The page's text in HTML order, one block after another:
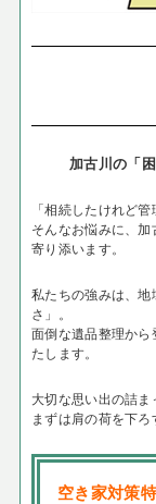
加古川の「
「相続したけれど
そんなお悩みに、
寄り添います。
私たちの強みは、
さ」。
面倒な遺品整理か
たします。
大切な思い出の詰ま
まずは肩の荷を下ろ
空き家対策